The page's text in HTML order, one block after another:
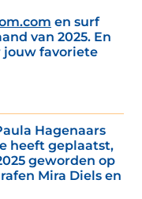
en surf
van 2025. En
jouw favoriete
Hagenaars
heeft geplaatst,
geworden op
Mira Diels en